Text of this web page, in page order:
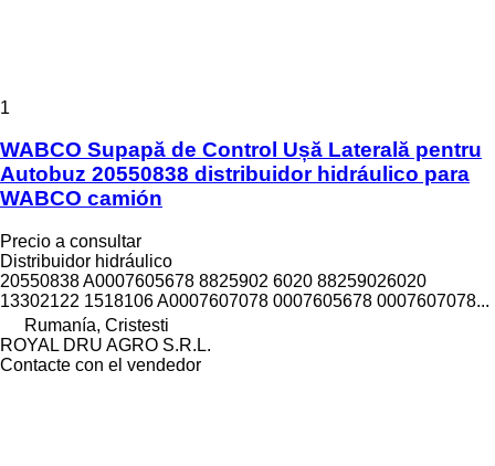
1
WABCO Supapă de Control Ușă Laterală pentru
Autobuz 20550838 distribuidor hidráulico para
WABCO camión
Precio a consultar
Distribuidor hidráulico
20550838 A0007605678 8825902 6020 88259026020
13302122 1518106 A0007607078 0007605678 0007607078...
Rumanía, Cristesti
ROYAL DRU AGRO S.R.L.
Contacte con el vendedor